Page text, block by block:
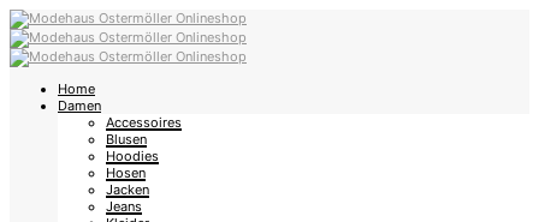
Home
Damen
Accessoires
Blusen
Hoodies
Hosen
Jacken
Jeans